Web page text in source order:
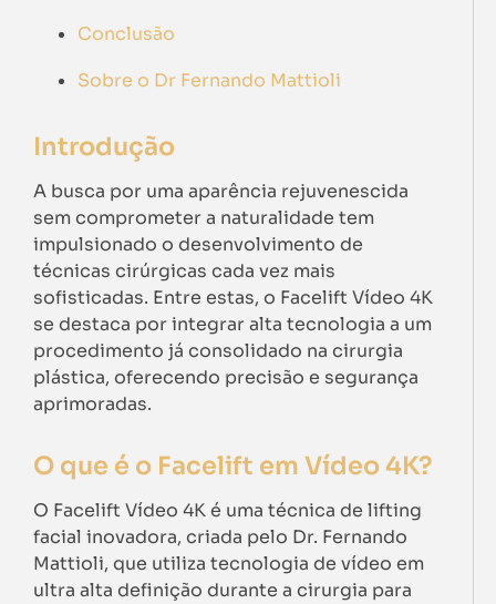
Conclusão
Sobre o Dr Fernando Mattioli
Introdução
A busca por uma aparência rejuvenescida
sem comprometer a naturalidade tem
impulsionado o desenvolvimento de
técnicas cirúrgicas cada vez mais
sofisticadas. Entre estas, o Facelift Vídeo 4K
se destaca por integrar alta tecnologia a um
procedimento já consolidado na cirurgia
plástica, oferecendo precisão e segurança
aprimoradas.
O que é o Facelift em Vídeo 4K?
O Facelift Vídeo 4K é uma técnica de lifting
facial inovadora, criada pelo Dr. Fernando
Mattioli, que utiliza tecnologia de vídeo em
ultra alta definição durante a cirurgia para